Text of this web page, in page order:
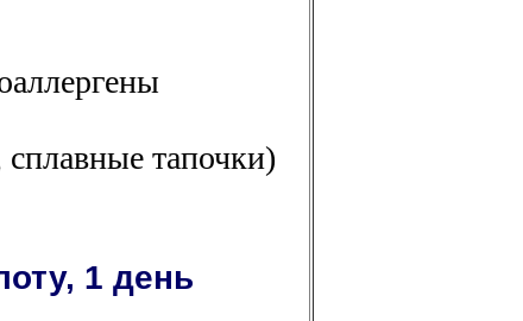
тапочки)
1 день